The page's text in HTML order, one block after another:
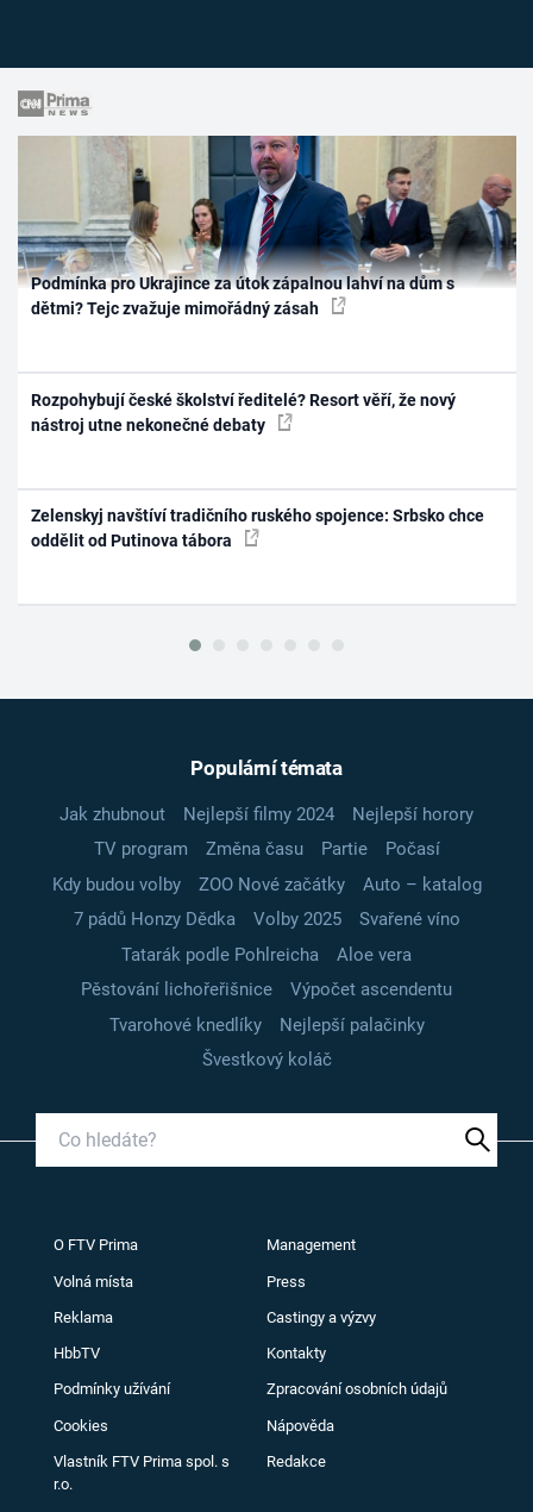
Podmínka pro Ukrajince za útok zápalnou lahví na dům s
dětmi? Tejc zvažuje mimořádný zásah
Rozpohybují české školství ředitelé? Resort věří, že nový
nástroj utne nekonečné debaty
Zelenskyj navštíví tradičního ruského spojence: Srbsko chce
oddělit od Putinova tábora
Populární témata
Jak zhubnout Nejlepší filmy 2024
Nejlepší horory
TV program
Změna času Partie
Počasí
Kdy budou volby
ZOO Nové začátky
Auto – katalog
7 pádů Honzy Dědka
Volby 2025
Svařené víno
Tatarák podle Pohlreicha
Aloe vera
Pěstování lichořeřišnice
Výpočet ascendentu
Tvarohové knedlíky
Nejlepší palačinky
Švestkový koláč
O FTV Prima Management
Volná místa Press
Reklama Castingy a výzvy
HbbTV Kontakty
Podmínky užívání Zpracování osobních údajů
Cookies Nápověda
Vlastník FTV Prima spol. s
r.o.
Redakce